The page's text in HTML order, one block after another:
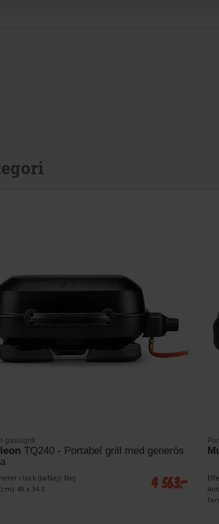
gasolgrill
TQ240 - Portabel grill med generös
i lock (Ja/Nej): Nej
49 x 34.3
4 563:-